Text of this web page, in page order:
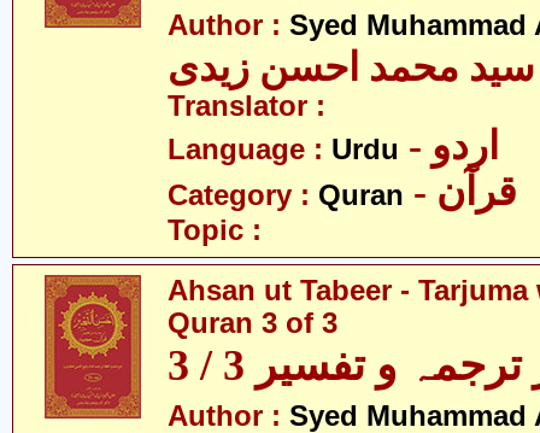
Author : Syed Muhammad
سید محمد احسن زیدی
Translator :
Language : Urdu - اردو
Category : Quran - قرآن
Topic :
Ahsan ut Tabeer - Tarjuma
Quran 3 of 3
و تفسیر 3 / 3
Author : Syed Muhammad